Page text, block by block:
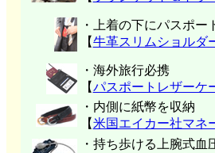
・上着の下にパスポー
【牛革スリムショルダ
・海外旅行必携
【パスポートレザーケ
・内側に紙幣を収納
【米国エイカー社マネ
・持ち歩ける上腕式血